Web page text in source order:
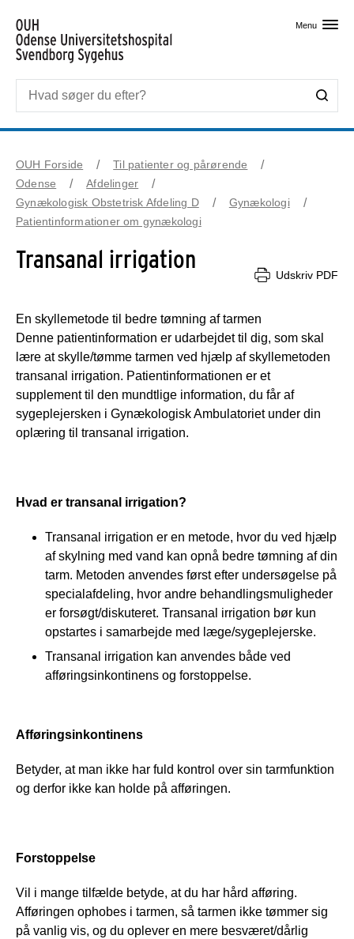
Menu
OUH Forside
Til patienter og pårørende
Odense
Afdelinger
Gynækologisk Obstetrisk Afdeling D
Gynækologi
Patientinformationer om gynækologi
Transanal irrigation
Udskriv PDF
En skyllemetode til bedre tømning af tarmen
Denne patientinformation er udarbejdet til dig, som skal
lære at skylle/tømme tarmen ved hjælp af skyllemetoden
transanal irrigation. Patientinformationen er et
supplement til den mundtlige information, du får af
sygeplejersken i Gynækologisk Ambulatoriet under din
oplæring til transanal irrigation.
Hvad er transanal irrigation?
Transanal irrigation er en metode, hvor du ved hjælp
af skylning med vand kan opnå bedre tømning af din
tarm. Metoden anvendes først efter undersøgelse på
specialafdeling, hvor andre behandlingsmuligheder
er forsøgt/diskuteret. Transanal irrigation bør kun
opstartes i samarbejde med læge/sygeplejerske.
Transanal irrigation kan anvendes både ved
afføringsinkontinens og forstoppelse.
Afføringsinkontinens
Betyder, at man ikke har fuld kontrol over sin tarmfunktion
og derfor ikke kan holde på afføringen.
Forstoppelse
Vil i mange tilfælde betyde, at du har hård afføring.
Afføringen ophobes i tarmen, så tarmen ikke tømmer sig
på vanlig vis, og du oplever en mere besværet/dårlig